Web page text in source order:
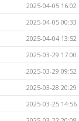
2025-04-05 16:02
2025-04-05 00:33
2025-04-04 13:52
2025-03-29 17:00
2025-03-29 09:52
2025-03-28 20:29
2025-03-25 14:56